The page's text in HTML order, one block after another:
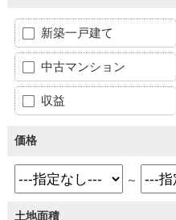
新築一戸建て
中古マンション
収益
価格
～
土地面積